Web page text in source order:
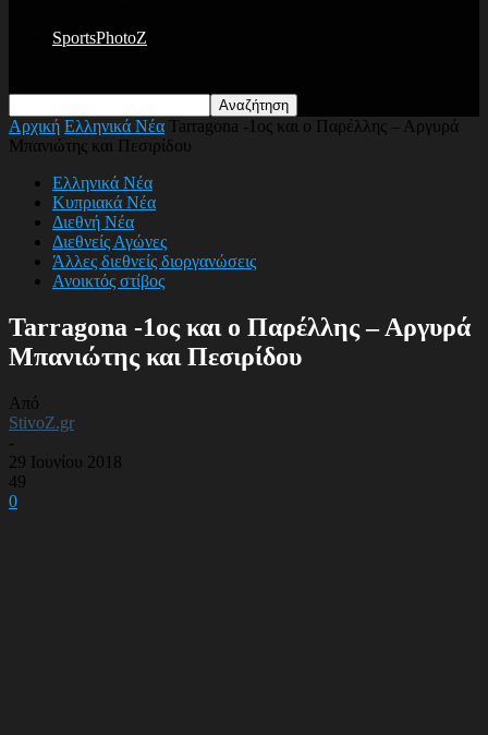
SportsPhotoZ
Αρχική Ελληνικά Νέα Tarragona -1ος και ο Παρέλλης – Αργυρά
Μπανιώτης και Πεσιρίδου
Ελληνικά Νέα
Κυπριακά Νέα
Διεθνή Νέα
Διεθνείς Αγώνες
Άλλες διεθνείς διοργανώσεις
Ανοικτός στίβος
Tarragona -1ος και ο Παρέλλης – Αργυρά
Μπανιώτης και Πεσιρίδου
Από
StivoZ.gr
-
29 Ιουνίου 2018
49
0